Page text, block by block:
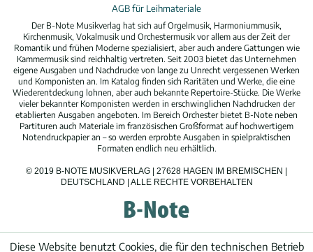
AGB für Leihmateriale
Der B-Note Musikverlag hat sich auf Orgelmusik, Harmoniummusik,
Kirchenmusik, Vokalmusik und Orchestermusik vor allem aus der Zeit der
Romantik und frühen Moderne spezialisiert, aber auch andere Gattungen wie
Kammermusik sind reichhaltig vertreten. Seit 2003 bietet das Unternehmen
eigene Ausgaben und Nachdrucke von lange zu Unrecht vergessenen Werken
und Komponisten an. Im Katalog finden sich Raritäten und Werke, die eine
Wiederentdeckung lohnen, aber auch bekannte Repertoire-Stücke. Die Werke
vieler bekannter Komponisten werden in erschwinglichen Nachdrucken der
etablierten Ausgaben angeboten. Im Bereich Orchester bietet B-Note neben
Partituren auch Materiale im französischen Großformat auf hochwertigem
Notendruckpapier an – so werden erprobte Ausgaben in spielpraktischen
Formaten endlich neu erhältlich.
© 2019 B-NOTE MUSIKVERLAG | 27628 HAGEN IM BREMISCHEN |
DEUTSCHLAND | ALLE RECHTE VORBEHALTEN
Diese Website benutzt Cookies, die für den technischen Betrieb